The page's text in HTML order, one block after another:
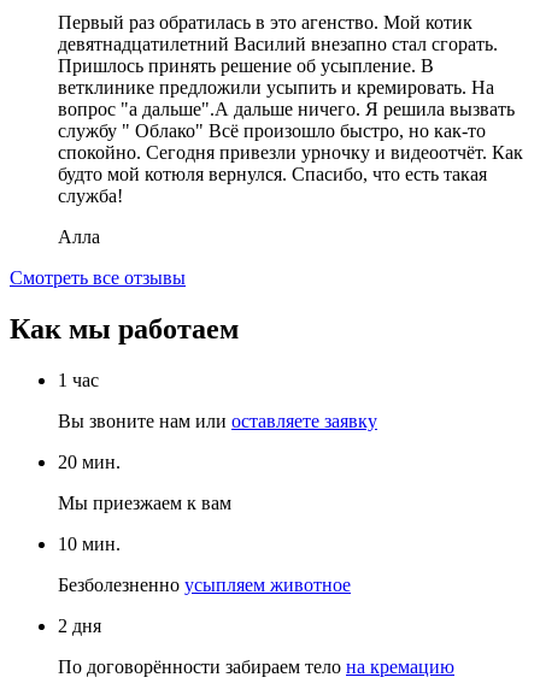
Первый раз обратилась в это агенство. Мой котик
девятнадцатилетний Василий внезапно стал сгорать.
Пришлось принять решение об усыпление. В
ветклинике предложили усыпить и кремировать. На
вопрос "а дальше".А дальше ничего. Я решила вызвать
службу " Облако" Всë произошло быстро, но как-то
спокойно. Сегодня привезли урночку и видеоотчëт. Как
будто мой котюля вернулся. Спасибо, что есть такая
служба!
Алла
Смотреть все отзывы
Как мы работаем
1 час
Вы звоните нам или оставляете заявку
20 мин.
Мы приезжаем к вам
10 мин.
Безболезненно усыпляем животное
2 дня
По договорённости забираем тело на кремацию